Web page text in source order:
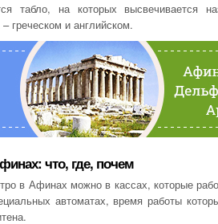
табло, на которых высвечивается
греческом и английском.
что, где, почем
в Афинах можно в кассах, которые
автоматах, время работы